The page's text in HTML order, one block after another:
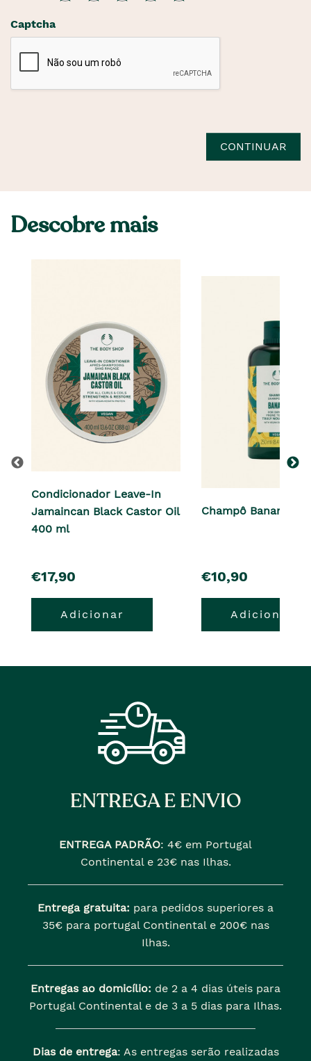
Captcha
CONTINUAR
Descobre mais
Condicionador Leave-In
Jamaincan Black Castor Oil
400 ml
pre�o
€17,90
Adicionar
Champô Banana
pre�o
€10,90
Adicionar
ENTREGA E ENVIO
ENTREGA PADRÃO: 4€ em Portugal
Continental e 23€ nas Ilhas.
Entrega gratuita: para pedidos superiores a
35€ para portugal Continental e 200€ nas
Ilhas.
Entregas ao domicílio: de 2 a 4 dias úteis para
Portugal Continental e de 3 a 5 dias para Ilhas.
Dias de entrega: As entregas serão realizadas